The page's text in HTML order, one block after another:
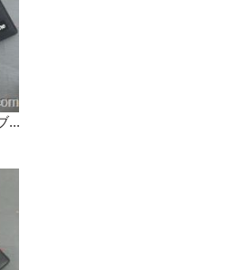
...